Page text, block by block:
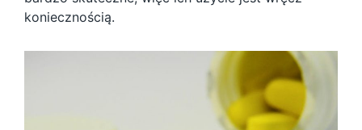
koniecznością.